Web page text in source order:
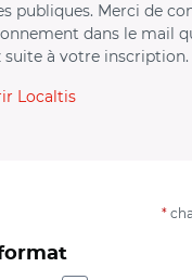
publiques. Merci de
dans le mail
suite à votre inscription.
Localtis
*